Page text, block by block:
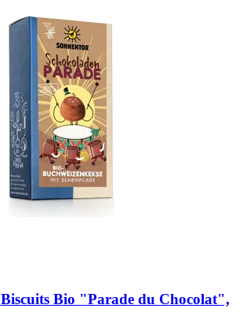
Biscuits Bio "Parade du Chocolat",